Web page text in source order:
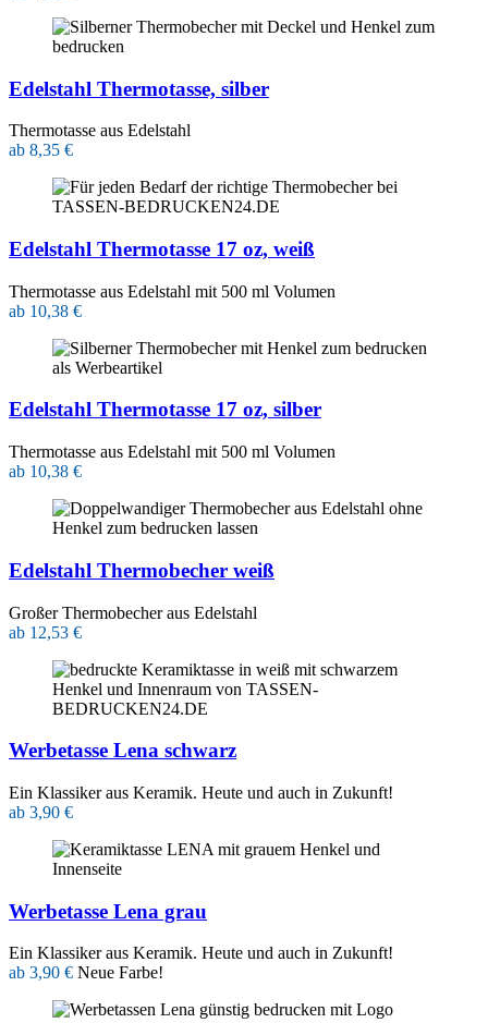
Edelstahl Thermotasse, silber
Thermotasse aus Edelstahl
ab 8,35 €
Edelstahl Thermotasse 17 oz, weiß
Thermotasse aus Edelstahl mit 500 ml Volumen
ab 10,38 €
Edelstahl Thermotasse 17 oz, silber
Thermotasse aus Edelstahl mit 500 ml Volumen
ab 10,38 €
Edelstahl Thermobecher weiß
Großer Thermobecher aus Edelstahl
ab 12,53 €
Werbetasse Lena schwarz
Ein Klassiker aus Keramik. Heute und auch in Zukunft!
ab 3,90 €
Werbetasse Lena grau
Ein Klassiker aus Keramik. Heute und auch in Zukunft!
ab 3,90 € Neue Farbe!